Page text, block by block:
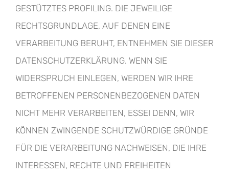
GESTÜTZTES PROFILING. DIE JEWEILIGE
RECHTSGRUNDLAGE, AUF DENEN EINE
VERARBEITUNG BERUHT, ENTNEHMEN SIE DIESER
DATENSCHUTZERKLÄRUNG. WENN SIE
WIDERSPRUCH EINLEGEN, WERDEN WIR IHRE
BETROFFENEN PERSONENBEZOGENEN DATEN
NICHT MEHR VERARBEITEN, ESSEI DENN, WIR
KÖNNEN ZWINGENDE SCHUTZWÜRDIGE GRÜNDE
FÜR DIE VERARBEITUNG NACHWEISEN, DIE IHRE
INTERESSEN, RECHTE UND FREIHEITEN